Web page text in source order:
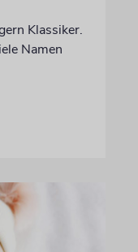
Klassiker.
Namen